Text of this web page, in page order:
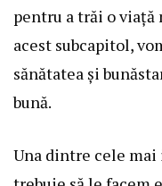
pentru a trăi o viață
acest subcapitol,
sănătatea și
bună.
Una dintre cele